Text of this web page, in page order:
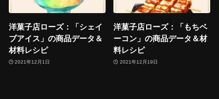
洋菓子店ローズ：「シェイ
ブアイス」の商品データ＆
材料レシピ
2021年12月1日
洋菓子店ローズ：「もちベ
ーコン」の商品データ＆材
料レシピ
2021年12月19日